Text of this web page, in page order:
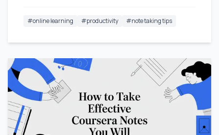
#online learning #productivity #note taking tips